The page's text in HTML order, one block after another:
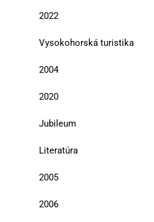
Maginhradom
2022
Vysokohorská turistika
2004
2020
Jubileum
Literatúra
2005
2006